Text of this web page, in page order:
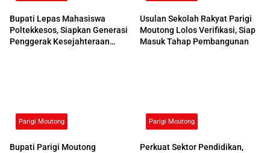
Bupati Lepas Mahasiswa
Poltekkesos, Siapkan Generasi
Penggerak Kesejahteraan
Usulan Sekolah Rakyat Parigi
Moutong Lolos Verifikasi, Siap
Masuk Tahap Pembangunan
Parigi Moutong
Bupati Parigi Moutong
Parigi Moutong
Perkuat Sektor Pendidikan,